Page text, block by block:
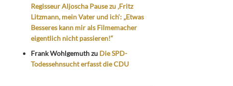
Regisseur Aljoscha Pause zu ‚Fritz
Litzmann, mein Vater und ich‘: „Etwas
Besseres kann mir als Filmemacher
eigentlich nicht passieren!“
Frank Wohlgemuthzu Die SPD-
Todessehnsucht erfasst die CDU